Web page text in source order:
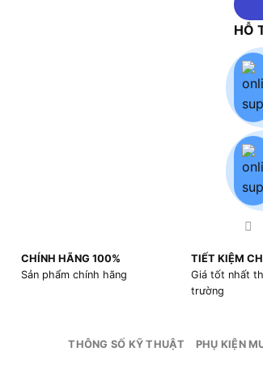
HỖ
CHÍNH HÃNG 100%
Sản phẩm chính hãng
TIẾT KIỆM
Giá tốt nhất
trường
THÔNG SỐ KỸ THUẬT PHỤ KIỆN